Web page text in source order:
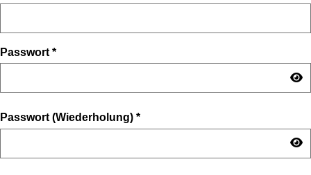
Passwort *
Passwort (Wiederholung) *